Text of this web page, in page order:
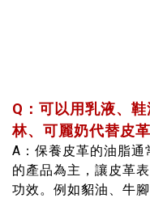
Q：可以用乳液、
林、可麗奶代替皮
A：保養皮革的油脂
的產品為主，讓皮革
功效。例如貂油、牛腳